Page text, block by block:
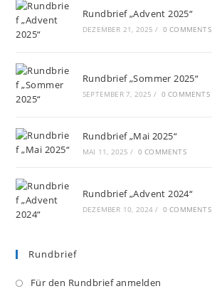
Rundbrief „Advent 2025“
DEZEMBER 21, 2025 / 0 COMMENTS
Rundbrief „Sommer 2025“
SEPTEMBER 7, 2025 / 0 COMMENTS
Rundbrief „Mai 2025“
MAI 11, 2025 / 0 COMMENTS
Rundbrief „Advent 2024“
DEZEMBER 10, 2024 / 0 COMMENTS
Rundbrief
Für den Rundbrief anmelden